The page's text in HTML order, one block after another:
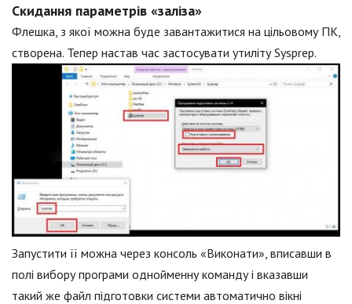
Скидання параметрів «заліза»
Флешка, з якої можна буде завантажитися на цільовому ПК,
створена. Тепер настав час застосувати утиліту Sysprep.
Запустити її можна через консоль «Виконати», вписавши в
полі вибору програми однойменну команду і вказавши
такий же файл підготовки системи автоматично вікні